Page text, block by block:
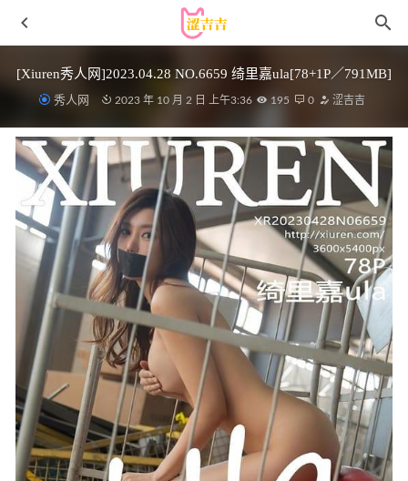
[Xiuren秀人网]2023.04.28 NO.6659 绮里嘉ula[78+1P／791MB]
秀人网 2023 年 10 月 2 日 上午3:36 195 0 涩吉吉
[微密圈]就是阿朱啊 – 洗漱台 [189P-943M]
2023-07-24
[XIAOYU语画界]2023.02.06 VOL.959 林乐一[90+1P／
568MB]
2023-07-18
不呆猫 – NO.042 人妻白旗袍[55P-222M] 2024-04-20
柒柒要乖哦 – NO.061 阿努比斯[168P-856MB] 2026-02-01
[XIUREN秀人网]2021.12.30 VOL.4406 美七Mia[61+1P／
567MB] 2022-12-26